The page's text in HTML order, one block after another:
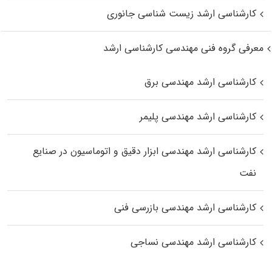
کارشناسی ارشد زیست‌ شناسی جانوری
معرفی گروه فنی مهندسی کارشناسی ارشد
کارشناسی ارشد مهندسی برق
کارشناسی ارشد مهندسی پلیمر
کارشناسی ارشد مهندسی ابزار دقیق و اتوماسیون در صنایع
نفت
کارشناسی ارشد مهندسی بازرسی فنی
کارشناسی ارشد مهندسی نساجی